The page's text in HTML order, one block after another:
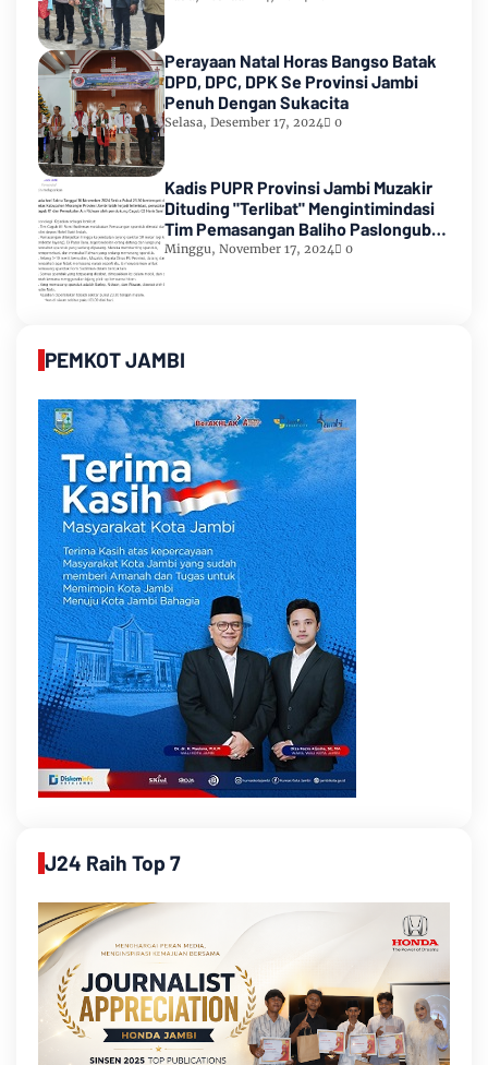
Perayaan Natal Horas Bangso Batak
DPD, DPC, DPK Se Provinsi Jambi
Penuh Dengan Sukacita
Selasa, Desember 17, 2024 0
Kadis PUPR Provinsi Jambi Muzakir
Dituding "Terlibat" Mengintimindasi
Tim Pemasangan Baliho Paslongub
Romi-Sudirman
Minggu, November 17, 2024 0
PEMKOT JAMBI
J24 Raih Top 7